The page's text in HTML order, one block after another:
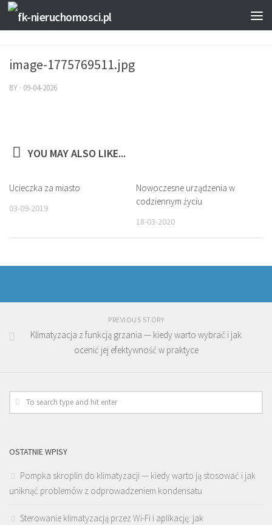
image-1775769511.jpg
BY · 09-04-2026
YOU MAY ALSO LIKE...
Ucieczka za miasto
03-09-2019
Nowoczesne urządzenia w
codziennym życiu
18-03-2020
PREVIOUS STORY
Klimatyzacja z funkcją grzania — kiedy warto wybrać i jak
ocenić jej efektywność w praktyce
OSTATNIE WPISY
Pompka skroplin do klimatyzacji — kiedy warto ją stosować i jak
uniknąć problemów z odprowadzeniem kondensatu
Sterowanie klimatyzacją przez Wi-Fi i aplikację: jak